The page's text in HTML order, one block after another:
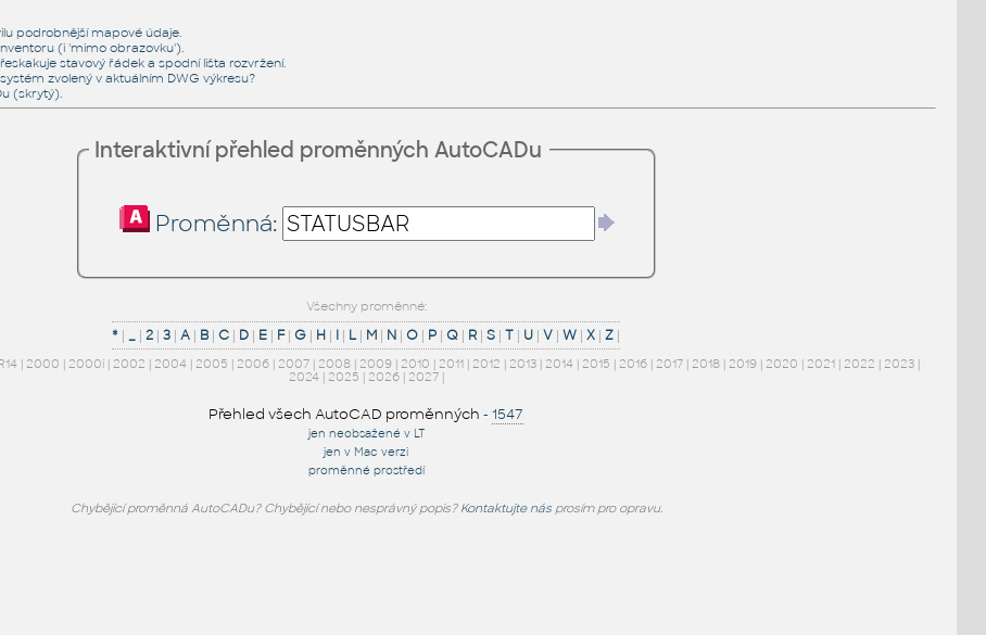
podrobnější mapové údaje.
(i 'mimo obrazovku').
stavový řádek a spodní lišta rozvržení.
zvolený v aktuálním DWG výkresu?
(skrytý).
Interaktivní přehled proměnných AutoCADu
Proměnná:
Všechny proměnné:
* | _ |2 |3 |A | B |C | D | E | F|G | H | I | L | M | N |O | P |Q | R |S |T | U |V |W |X |Z |
| 2000 | 2000i| 2002 | 2004| 2005 | 2006| 2007| 2008| 2009| 2010 | 2011| 2012 | 2013| 2014| 2015 | 2016| 2017| 2018| 2019| 2020 | 2021| 2022 | 2023|
2024| 2025 | 2026| 2027|
Přehled všech AutoCAD proměnných -1547
jen neobsažené v LT
jen v Mac verzi
proměnné prostředí
Chybějící proměnná AutoCADu? Chybějící nebo nesprávný popis? Kontaktujte násprosím pro opravu.